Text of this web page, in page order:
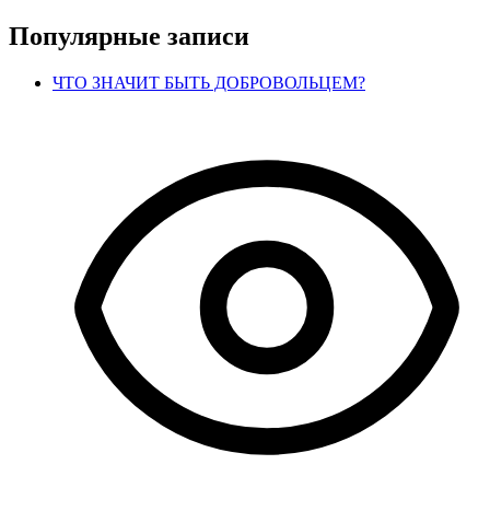
Популярные записи
ЧТО ЗНАЧИТ БЫТЬ ДОБРОВОЛЬЦЕМ?